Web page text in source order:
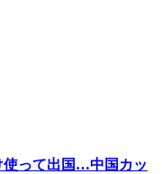
使って出国…中国カッ